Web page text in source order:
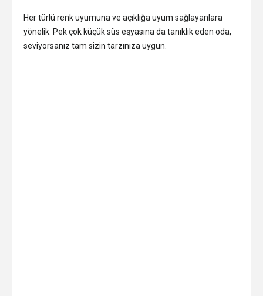
Her türlü renk uyumuna ve açıklığa uyum sağlayanlara
yönelik. Pek çok küçük süs eşyasına da tanıklık eden oda,
seviyorsanız tam sizin tarzınıza uygun.